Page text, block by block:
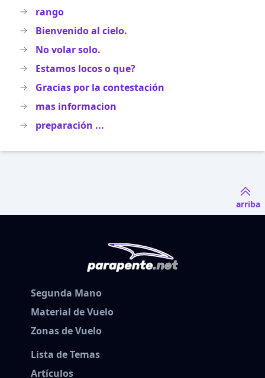
rango
Bienvenido al cielo.
No volar solo.
Estamos locos o que?
Gracias por la contestación
mas informacion
preparación ...
arriba
Segunda Mano
Material de Vuelo
Zonas de Vuelo
Lista de Temas
Artículos